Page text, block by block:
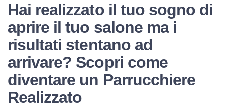
Hai realizzato il tuo sogno di
aprire il tuo salone ma i
risultati stentano ad
arrivare? Scopri come
diventare un Parrucchiere
Realizzato